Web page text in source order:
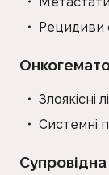
Рецидиви
Злоякісні
Системні
Супровідна